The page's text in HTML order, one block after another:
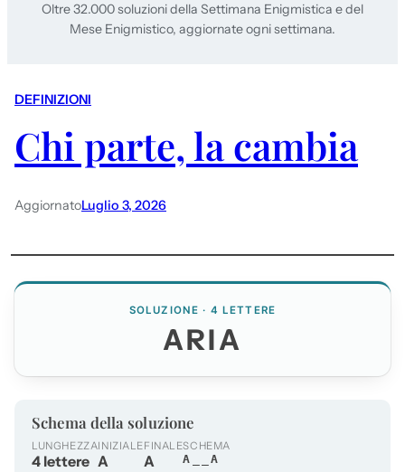
Oltre 32.000 soluzioni della Settimana Enigmistica e del
Mese Enigmistico, aggiornate ogni settimana.
DEFINIZIONI
Chi parte, la cambia
AggiornatoLuglio 3, 2026
SOLUZIONE · 4 LETTERE
ARIA
Schema della soluzione
LUNGHEZZA
4 lettere
INIZIALE
A
FINALE
A
SCHEMA
A__A